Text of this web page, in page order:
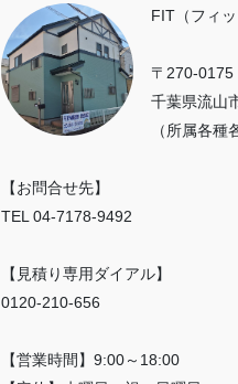
FIT（フィ
〒270-0175
千葉県流山
（所属各種
【お問合せ先】
TEL 04-7178-9492
【見積り専用ダイアル】
0120-210-656
【営業時間】9:00～18:00